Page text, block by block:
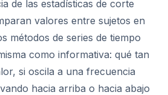
de las estadísticas de corte
valores entre sujetos en
métodos de series de tiempo
como informativa: qué tan
si oscila a una frecuencia
hacia arriba o hacia abajo